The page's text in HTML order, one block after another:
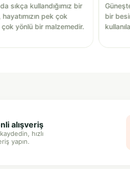
sıkça kullandığımız bir
pek çok
yönlü bir malzemedir.
bir
alışveriş
hızlı
yapın.